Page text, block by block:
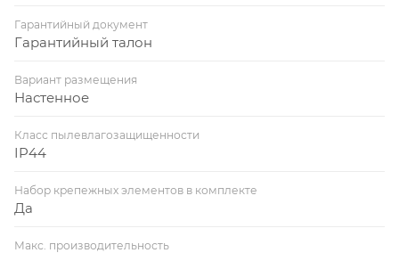
Гарантийный документ
Гарантийный талон
Вариант размещения
Настенное
Класс пылевлагозащищенности
IP44
Набор крепежных элементов в комплекте
Да
Макс. производительность